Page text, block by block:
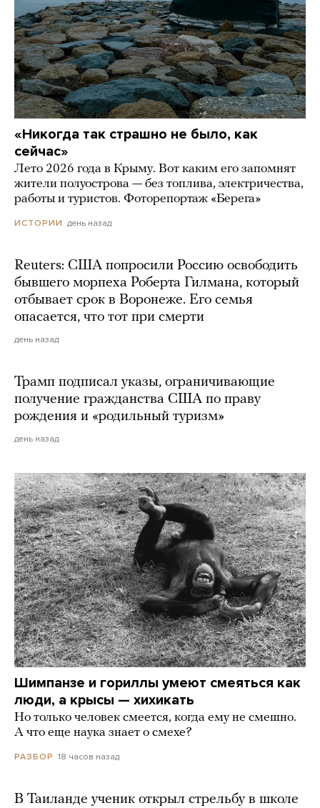
«Никогда так страшно не было, как
сейчас»
Лето 2026 года в Крыму. Вот каким его запомнят
жители полуострова — без топлива, электричества,
работы и туристов. Фоторепортаж «Берега»
ИСТОРИИ день назад
Reuters: США попросили Россию освободить
бывшего морпеха Роберта Гилмана, который
отбывает срок в Воронеже. Его семья
опасается, что тот при смерти
день назад
Трамп подписал указы, ограничивающие
получение гражданства США по праву
рождения и «родильный туризм»
день назад
Шимпанзе и гориллы умеют смеяться как
люди, а крысы — хихикать
Но только человек смеется, когда ему не смешно.
А что еще наука знает о смехе?
РАЗБОР 18 часов назад
В Таиланде ученик открыл стрельбу в школе